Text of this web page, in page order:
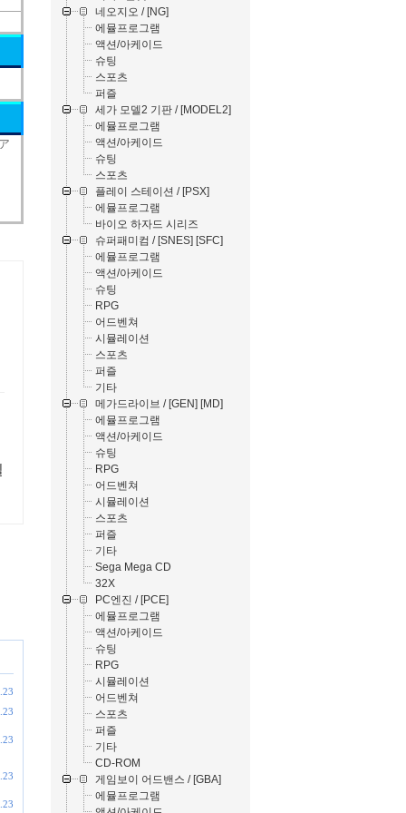
네오지오 / [NG]
에뮬프로그램
액션/아케이드
슈팅
스포츠
퍼즐
세가 모델2 기판 / [MODEL2]
에뮬프로그램
액션/아케이드
슈팅
스포츠
플레이 스테이션 / [PSX]
에뮬프로그램
바이오 하자드 시리즈
슈퍼패미컴 / [SNES] [SFC]
에뮬프로그램
액션/아케이드
슈팅
RPG
어드벤쳐
시뮬레이션
스포츠
퍼즐
기타
메가드라이브 / [GEN] [MD]
에뮬프로그램
액션/아케이드
슈팅
RPG
어드벤쳐
시뮬레이션
스포츠
퍼즐
기타
Sega Mega CD
32X
PC엔진 / [PCE]
에뮬프로그램
액션/아케이드
슈팅
RPG
시뮬레이션
어드벤쳐
스포츠
퍼즐
기타
CD-ROM
게임보이 어드밴스 / [GBA]
에뮬프로그램